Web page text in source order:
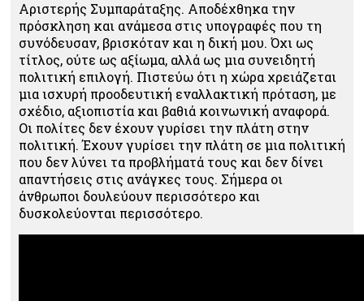
Αριστερής Συμπαράταξης. Αποδέχθηκα την
πρόσκληση και ανάμεσα στις υπογραφές που τη
συνόδευσαν, βρισκόταν και η δική μου. Όχι ως
τίτλος, ούτε ως αξίωμα, αλλά ως μια συνειδητή
πολιτική επιλογή. Πιστεύω ότι η χώρα χρειάζεται
μια ισχυρή προοδευτική εναλλακτική πρόταση, με
σχέδιο, αξιοπιστία και βαθιά κοινωνική αναφορά.
Οι πολίτες δεν έχουν γυρίσει την πλάτη στην
πολιτική. Έχουν γυρίσει την πλάτη σε μια πολιτική
που δεν λύνει τα προβλήματά τους και δεν δίνει
απαντήσεις στις ανάγκες τους. Σήμερα οι
άνθρωποι δουλεύουν περισσότερο και
δυσκολεύονται περισσότερο.